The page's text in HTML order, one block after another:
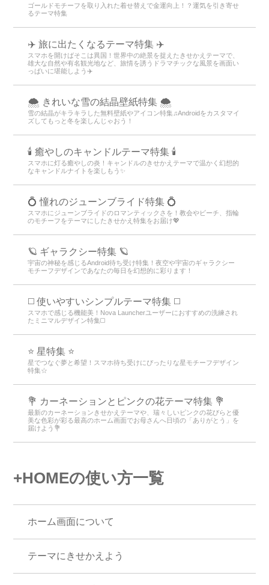
ゴールドモチーフを取り入れた着せ替えで金運向上！？運気を引き寄せ
るテーマ特集
✈️ 旅に出たくなるテーマ特集 ✈️
スマホを開けばそこは異国！世界中の絶景を捉えたきせかえテーマで、
雄大な自然や有名観光地など、旅情を誘うドラマチックな風景を画面い
っぱいに堪能しよう✈️
🌨 きれいな雪の結晶壁紙特集 🌨
雪の結晶がキラキラした無料壁紙やアイコン特集♫Androidをカスタマイ
ズしてもっと冬を楽しんじゃおう！
🕯️ 癒やしのキャンドルテーマ特集 🕯️
スマホに灯る癒やしの炎！キャンドルのきせかえテーマで温かく幻想的
なキャンドルナイトを楽しもう️✨️
💍 憧れのジューンブライド特集 💍
スマホにジューンブライドのロマンティックさを！教会やビーチ、指輪
のモチーフをテーマにしたきせかえ特集をお届け💖
🪐 ギャラクシー特集 🪐
宇宙の神秘を感じるAndroid待ち受け特集！夜空や宇宙のギャラクシー
モチーフデザインであなたの毎日を幻想的に彩ります！
◻️ 使いやすいシンプルテーマ特集 ◻️
スマホで感じる機能美！Nova Launcherユーザーにおすすめの洗練され
たミニマルデザイン特集◻️
⭐ 星特集 ⭐
星でつなぐ夢と希望！スマホ待ち受けにぴったりな星モチーフデザイン
特集☆
💐 カーネーションとピンクの花テーマ特集 💐
最新のカーネーションきせかえテーマや、瑞々しいピンクの花びらと優
美な色彩が彩る最高のホーム画面でお母さんへ日頃の「ありがとう」を
届けよう💐
+HOMEの使い方一覧
ホーム画面について
テーマにきせかえよう